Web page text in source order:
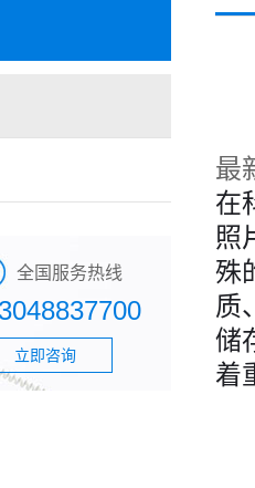
全国服务热线
立即咨询
最
在
照
殊
质
储
着